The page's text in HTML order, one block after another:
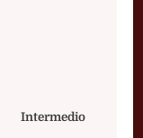
Intermedio